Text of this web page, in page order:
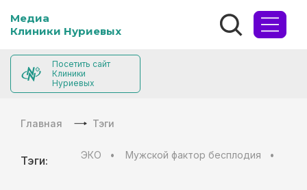
Медиа
Клиники Нуриевых
Посетить сайт
Клиники
Нуриевых
Главная Тэги
Тэги: ЭКО Мужской фактор бесплодия